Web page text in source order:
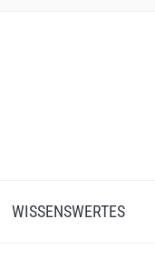
WISSENSWERTES